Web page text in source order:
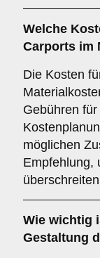
Welche
Carports im
Die Kosten
Gebühren
möglichen
Empfehlung,
Wie wichtig
Gestaltung